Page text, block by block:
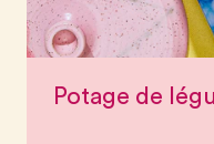
Potage de